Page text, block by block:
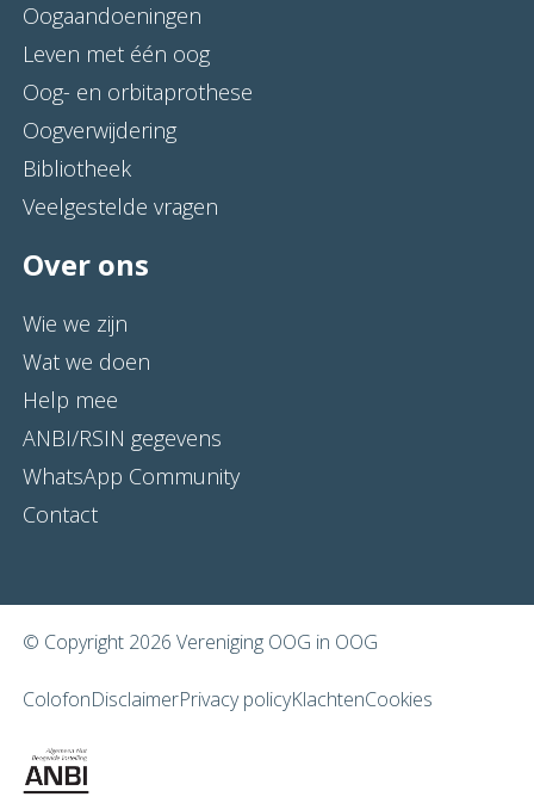
Oogaandoeningen
Leven met één oog
Oog- en orbitaprothese
Oogverwijdering
Bibliotheek
Veelgestelde vragen
Over ons
Wie we zijn
Wat we doen
Help mee
ANBI/RSIN gegevens
WhatsApp Community
Contact
© Copyright 2026 Vereniging OOG in OOG
ColofonDisclaimerPrivacy policyKlachtenCookies